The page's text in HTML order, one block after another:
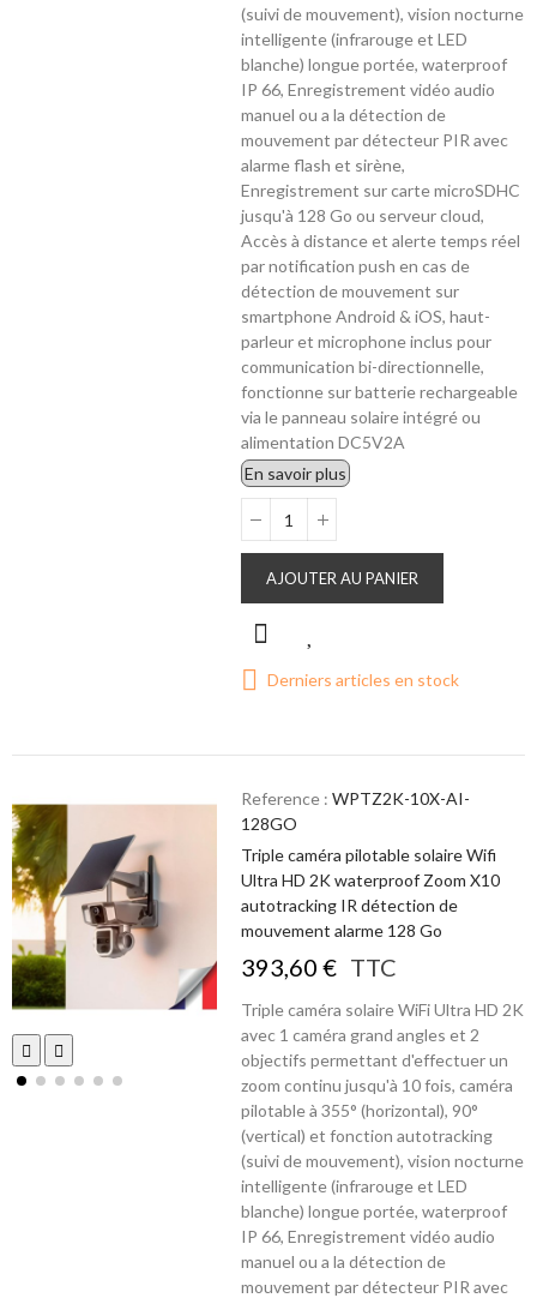
(suivi de mouvement), vision nocturne
intelligente (infrarouge et LED
blanche) longue portée, waterproof
IP 66, Enregistrement vidéo audio
manuel ou a la détection de
mouvement par détecteur PIR avec
alarme flash et sirène,
Enregistrement sur carte microSDHC
jusqu'à 128 Go ou serveur cloud,
Accès à distance et alerte temps réel
par notification push en cas de
détection de mouvement sur
smartphone Android & iOS, haut-
parleur et microphone inclus pour
communication bi-directionnelle,
fonctionne sur batterie rechargeable
via le panneau solaire intégré ou
alimentation DC5V2A
En savoir plus
AJOUTER AU PANIER
Derniers articles en stock
Reference :WPTZ2K-10X-AI-
128GO
Triple caméra pilotable solaire Wifi
Ultra HD 2K waterproof Zoom X10
autotracking IR détection de
mouvement alarme 128 Go
393,60 € TTC
Triple caméra solaire WiFi Ultra HD 2K
avec 1 caméra grand angles et 2
objectifs permettant d'effectuer un
zoom continu jusqu'à 10 fois, caméra
pilotable à 355° (horizontal), 90°
(vertical) et fonction autotracking
(suivi de mouvement), vision nocturne
intelligente (infrarouge et LED
blanche) longue portée, waterproof
IP 66, Enregistrement vidéo audio
manuel ou a la détection de
mouvement par détecteur PIR avec